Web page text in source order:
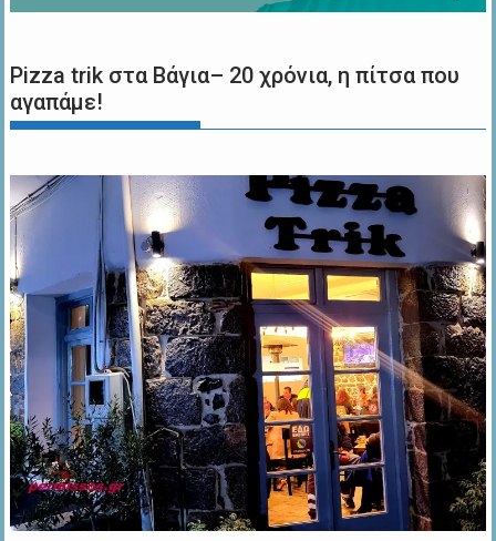
Pizza trik στα Βάγια– 20 χρόνια, η πίτσα που
αγαπάμε!